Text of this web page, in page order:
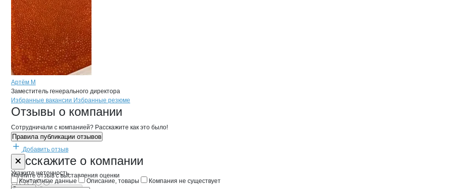
Артём М
Заместитель генерального директора
Брендыкомпани ТЮЛЬПАН
Вакансии вТЮЛЬПАН
Избранные вакансии Избранные резюме
Новости oТЮЛЬПАН, ООО
Отзывы о компании
Сотрудничали с компанией? Расскажите как это было!
Правила публикации отзывов
Добавить отзыв
Расскажите о компании
Начните отзыв с выставления оценки
Форма обратной связи о неточностях на странице
Укажите неточность
Контактные данные
Описание, товары Компания не существует